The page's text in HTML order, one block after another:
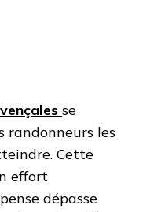
se
randonneurs les
Cette
effort
dépasse